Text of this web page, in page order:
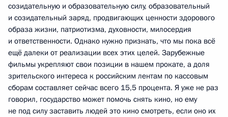
созидательную и образовательную силу, образовательный
и созидательный заряд, продвигающих ценности здорового
образа жизни, патриотизма, духовности, милосердия
и ответственности. Однако нужно признать, что мы пока всё
ещё далеки от реализации всех этих целей. Зарубежные
фильмы укрепляют свои позиции в нашем прокате, а доля
зрительского интереса к российским лентам по кассовым
сборам составляет сейчас всего 15,5 процента. Я уже не раз
говорил, государство может помочь снять кино, но ему
не под силу заставить людей это кино смотреть, если оно их